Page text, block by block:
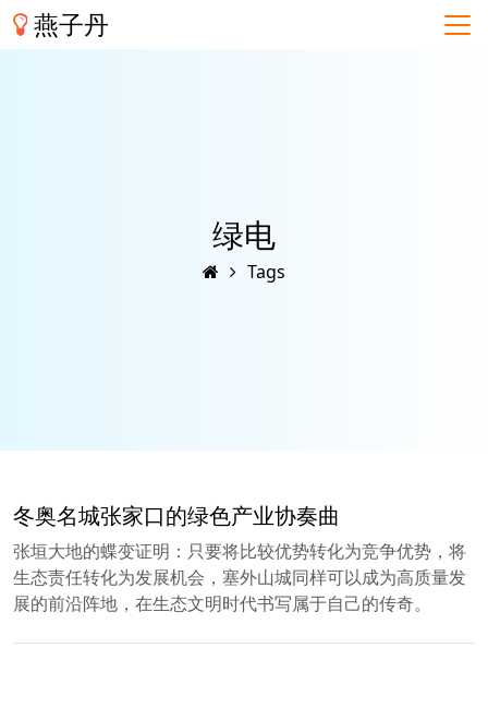
燕子丹
绿电
Tags
冬奥名城张家口的绿色产业协奏曲
张垣大地的蝶变证明：只要将比较优势转化为竞争优势，将
生态责任转化为发展机会，塞外山城同样可以成为高质量发
展的前沿阵地，在生态文明时代书写属于自己的传奇。